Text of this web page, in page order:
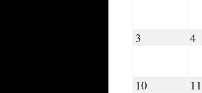
3 03.08.2026
4
10 10.08.2026
11